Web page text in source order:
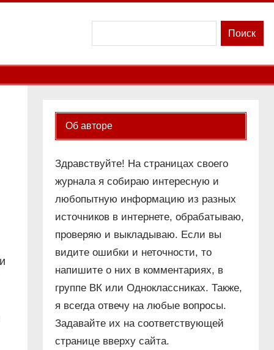
Поиск
Об авторе
Здравствуйте! На страницах своего
журнала я собираю интересную и
любопытную информацию из разных
источников в интернете, обрабатываю,
проверяю и выкладываю. Если вы
видите ошибки и неточности, то
напишите о них в комментариях, в
группе ВК или Одноклассниках. Также,
я всегда отвечу на любые вопросы.
Задавайте их на соответствующей
странице вверху сайта.